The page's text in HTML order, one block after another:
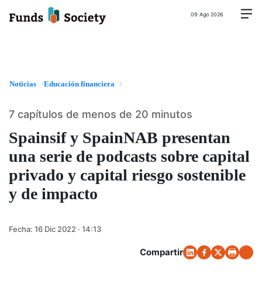
09 Ago 2026
Noticias Educación financiera
Spainsif y SpainNAB presentan
una serie de podcasts sobre capital
privado y capital riesgo sostenible
y de impacto
7 capítulos de menos de 20 minutos
Fecha: 16 Dic 2022 · 14:13
Compartir